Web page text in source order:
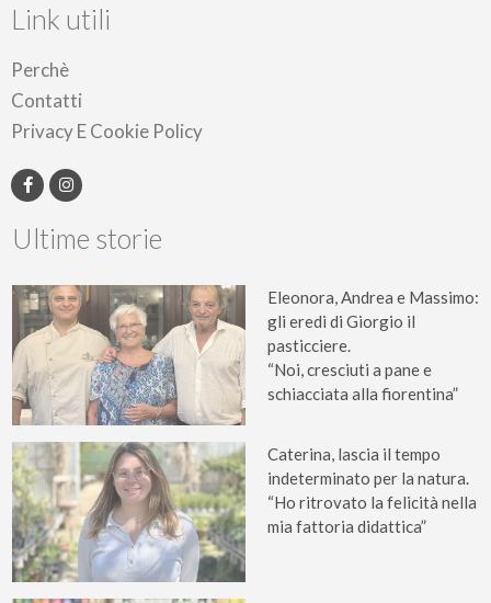
Link utili
Perchè
Contatti
Privacy E Cookie Policy
Ultime storie
Eleonora, Andrea e Massimo:
gli eredi di Giorgio il
pasticciere.
“Noi, cresciuti a pane e
schiacciata alla fiorentina”
Caterina, lascia il tempo
indeterminato per la natura.
“Ho ritrovato la felicità nella
mia fattoria didattica”